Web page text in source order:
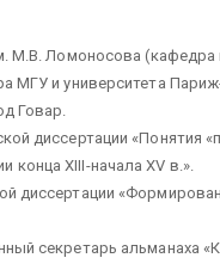
М.В. Ломоносова
МГУ и университета
Говар.
диссертации «Понятия
конца XIII-начала XV в.».
диссертации
секретарь альманаха